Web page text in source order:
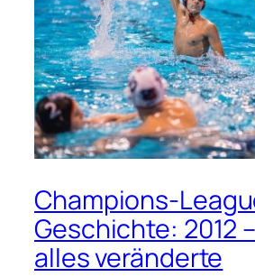
Champions-
Geschichte: 2012
alles veränderte